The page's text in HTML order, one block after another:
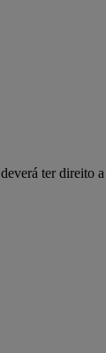
deverá ter direito